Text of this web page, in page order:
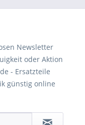
Newsletter
oder Aktion
- Ersatzteile
günstig online